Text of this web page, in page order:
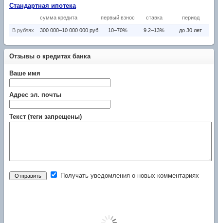
Стандартная ипотека
сумма кредита первый взнос ставка период
В рублях 300 000–10 000 000 руб. 10–70% 9.2–13% до 30 лет
Отзывы о кредитах банка
Ваше имя
Адрес эл. почты
Текст (теги запрещены)
Получать уведомления о новых комментариях